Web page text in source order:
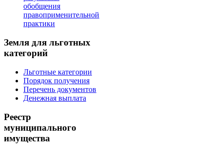
обобщения
правоприменительной
практики
Земля для льготных
категорий
Льготные категории
Порядок получения
Перечень документов
Денежная выплата
Реестр
муниципального
имущества